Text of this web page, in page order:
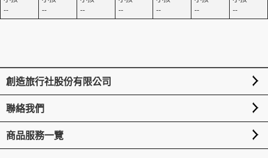
-- -- -- -- -- -- --
創造旅行社股份有限公司
聯絡我們
商品服務一覽